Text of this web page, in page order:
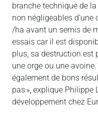
branche technique de
non négligeables d’une
/ha avant un semis de
essais car il est
plus, sa destruction est
une orge ou une
également de bons
pas », explique Philippe
développement chez